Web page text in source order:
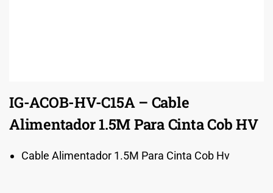
IG-ACOB-HV-C15A – Cable
Alimentador 1.5M Para Cinta Cob HV
Cable Alimentador 1.5M Para Cinta Cob Hv